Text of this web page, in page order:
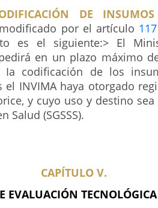
DE
por el artículo 117
es el siguiente:> El
en un plazo máximo
codificación de los
el INVIMA haya otorgado
y cuyo uso y destino sea
Salud (SGSSS).
CAPÍTULO V.
EVALUACIÓN